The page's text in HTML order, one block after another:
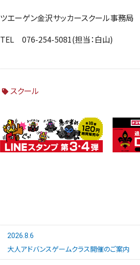
ツエーゲン金沢サッカースクール事務局
TEL 076-254-5081(担当：白山)
スクール
2026.8.6
大人アドバンスゲームクラス開催のご案内